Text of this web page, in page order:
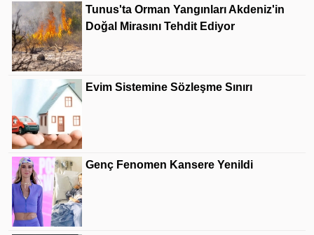
Tunus'ta Orman Yangınları Akdeniz'in
Doğal Mirasını Tehdit Ediyor
Evim Sistemine Sözleşme Sınırı
Genç Fenomen Kansere Yenildi